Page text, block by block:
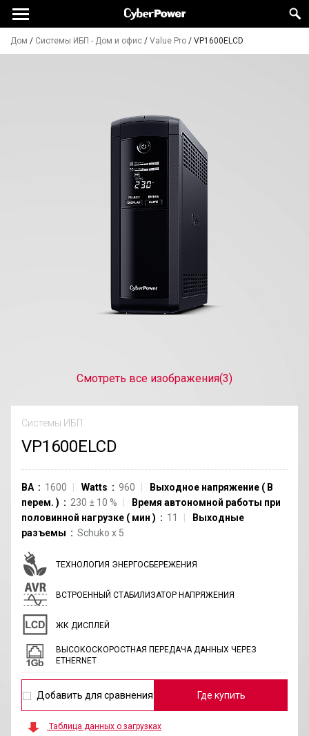
Дом / Системы ИБП - Дом и офис / Value Pro / VP1600ELCD
Смотреть все изображения(3)
Системы ИБП
VP1600ELCD
ВА 1600 Watts 960 Выходное напряжение ( В
перем. ) 230 ± 10 %
Время автономной работы при
половинной нагрузке ( мин ) 11
Выходные
разъемы
Schuko x 5
ТЕХНОЛОГИЯ ЭНЕРГОСБЕРЕЖЕНИЯ
ВСТРОЕННЫЙ СТАБИЛИЗАТОР НАПРЯЖЕНИЯ
ЖК ДИСПЛЕЙ
ВЫСОКОСКОРОСТНАЯ ПЕРЕДАЧА ДАННЫХ ЧЕРЕЗ
ETHERNET
Добавить для сравнения Где купить
Таблица данных о загрузках